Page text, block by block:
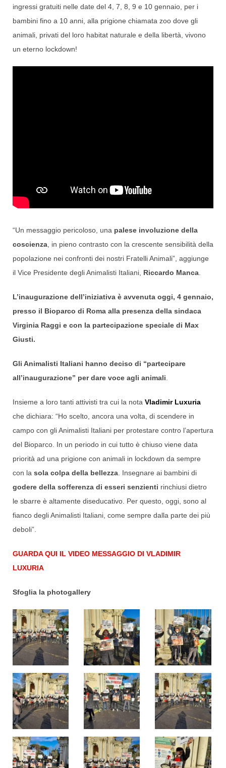
ingressi gratuiti nelle date del 4, 7, 8, 9 e 10 gennaio, per i
bambini fino a 10 anni, alla prigione chiamata zoo dove gli
animali, privati del loro habitat naturale e della libertà, vivono
un eterno lockdown!
“Un messaggio pericoloso, una palese involuzione della
coscienza , in pieno contrasto con la crescente sensibilità della
popolazione nei confronti dei nostri Fratelli Animali”, aggiunge
il Vice Presidente degli Animalisti Italiani, Riccardo Manca
L’inaugurazione dell’iniziativa è avvenuta oggi, 4 gennaio,
presso il Bioparco di Roma alla presenza della sindaca
Virginia Raggi e con la partecipazione speciale di Max
Giusti.
Gli Animalisti Italiani hanno deciso di “partecipare
all’inaugurazione” per dare voce agli animali
Insieme a loro tanti attivisti tra cui la nota Vladimir Luxuria
che dichiara: “Ho scelto, ancora una volta, di scendere in
campo con gli Animalisti Italiani per protestare contro l’apertura
del Bioparco. In un periodo in cui tutto è chiuso viene data
priorità ad una prigione con animali in lockdown da sempre
con la sola colpa della bellezza . Insegnare ai bambini di
godere della sofferenza di esseri senzienti rinchiusi dietro
le sbarre è altamente diseducativo. Per questo, oggi, sono al
fianco degli Animalisti Italiani, come sempre dalla parte dei più
deboli”.
GUARDA QUI IL VIDEO MESSAGGIO DI VLADIMIR
LUXURIA
Sfoglia la photogallery